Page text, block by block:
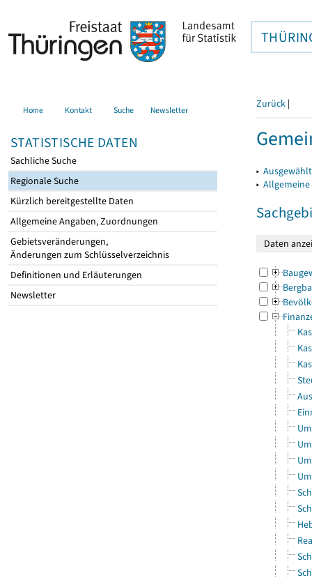
Home Kontakt Suche Newsletter
STATISTISCHE DATEN
Sachliche Suche
Regionale Suche
Kürzlich bereitgestellte Daten
Allgemeine Angaben, Zuordnungen
Gebietsveränderungen,
Änderungen zum Schlüsselverzeichnis
Definitionen und Erläuterungen
Newsletter
Zurück |
▸
▸